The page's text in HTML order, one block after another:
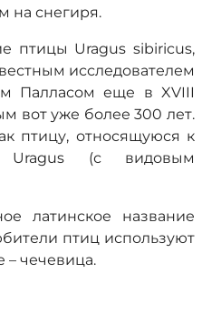
на снегиря.
птицы Uragus sibiricus,
исследователем
Палласом еще в XVIII
вот уже более 300 лет.
птицу, относящуюся к
Uragus (с видовым
латинское название
птиц используют
– чечевица.